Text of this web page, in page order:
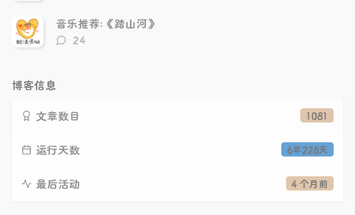
数：
音乐推荐:《踏山河》
评
24
博客信息
1081
文章数目
6年228天
运行天数
4 个月前
最后活动